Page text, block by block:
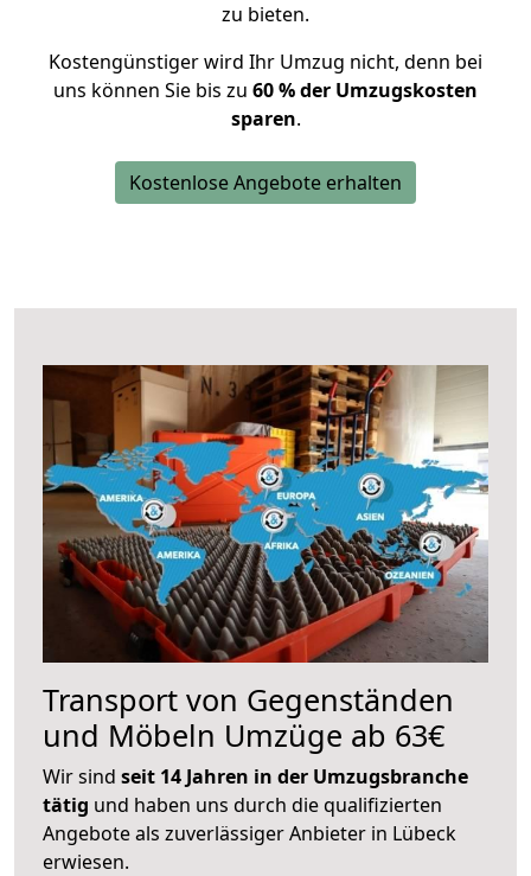
zu bieten.
Kostengünstiger wird Ihr Umzug nicht, denn bei
uns können Sie bis zu 60 % der Umzugskosten
sparen.
Kostenlose Angebote erhalten
Transport von Gegenständen
und Möbeln Umzüge ab 63€
Wir sind seit 14 Jahren in der Umzugsbranche
tätig und haben uns durch die qualifizierten
Angebote als zuverlässiger Anbieter in Lübeck
erwiesen.